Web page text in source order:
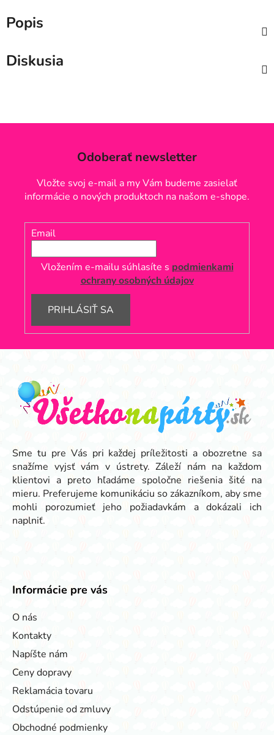
Popis
Diskusia
Odoberať newsletter
Vložte svoj e-mail a my Vám budeme zasielať
informácie o nových produktoch na našom e-shope.
Email
Vložením e-mailu súhlasíte s podmienkami
ochrany osobných údajov
PRIHLÁSIŤ SA
Z
Sme tu pre Vás pri každej príležitosti a obozretne sa
snažíme vyjsť vám v ústrety. Záleží nám na každom
klientovi a preto hľadáme spoločne riešenia šité na
mieru. Preferujeme komunikáciu so zákazníkom, aby sme
mohli porozumieť jeho požiadavkám a dokázali ich
naplniť.
Informácie pre vás
O nás
Kontakty
Napíšte nám
Ceny dopravy
Reklamácia tovaru
Odstúpenie od zmluvy
Obchodné podmienky